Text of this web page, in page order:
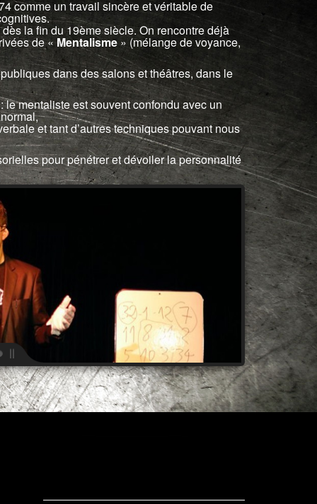
comme un travail sincère et véritable de
la fin du 19ème siècle. On rencontre déjà
de « Mentalisme » (mélange de voyance,
dans des salons et théâtres, dans le
mentaliste est souvent confondu avec un
et tant d’autres techniques pouvant nous
pour pénétrer et dévoiler la personnalité